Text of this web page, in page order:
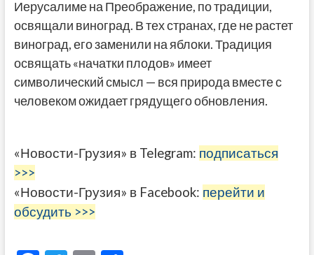
Иерусалиме на Преображение, по традиции,
освящали виноград. В тех странах, где не растет
виноград, его заменили на яблоки. Традиция
освящать «начатки плодов» имеет
символический смысл — вся природа вместе с
человеком ожидает грядущего обновления.
«Новости-Грузия» в Telegram: подписаться
>>>
«Новости-Грузия» в Facebook: перейти и
обсудить >>>